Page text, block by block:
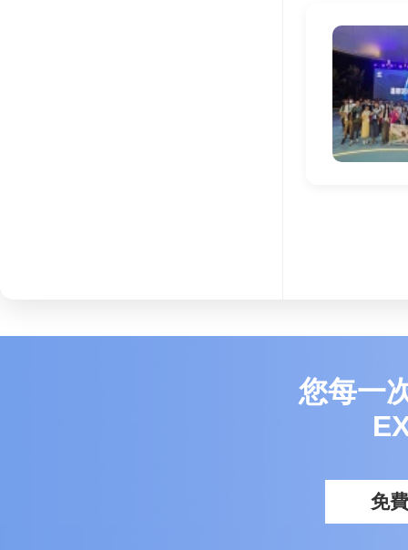
您每一
免